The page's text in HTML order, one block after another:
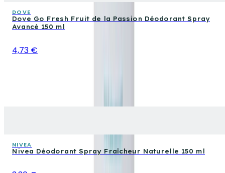
DOVE
Dove Go Fresh Fruit de la Passion Déodorant Spray
Avancé 150 ml
4,73 €
NIVEA
Nivea Déodorant Spray Fraîcheur Naturelle 150 ml